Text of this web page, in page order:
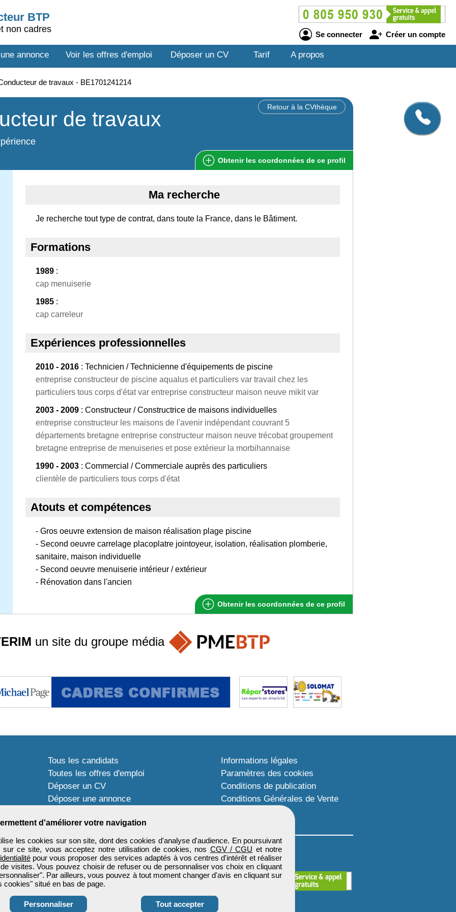
BTP
non cadres
Se connecter Créer un compte
annonce Voir les offres d'emploi Déposer un CV Tarif A propos
de travaux - BE1701241214
Retour à la CVthèque
de travaux
Obtenir les coordonnées de ce profil
Ma recherche
Je recherche tout type de contrat, dans toute la France, dans le Bâtiment.
Formations
1989 :
cap menuiserie
1985 :
cap carreleur
Expériences professionnelles
2010 - 2016 : Technicien / Technicienne d'équipements de piscine
entreprise constructeur de piscine aqualus et particuliers var travail chez les
particuliers tous corps d'état var entreprise constructeur maison neuve mikit var
2003 - 2009 : Constructeur / Constructrice de maisons individuelles
entreprise constructeur les maisons de l'avenir indépendant couvrant 5
départements bretagne entreprise constructeur maison neuve trécobat groupement
bretagne entreprise de menuiseries et pose extérieur la morbihannaise
1990 - 2003 : Commercial / Commerciale auprès des particuliers
clientèle de particuliers tous corps d'état
Atouts et compétences
- Gros oeuvre extension de maison réalisation plage piscine
- Second oeuvre carrelage placoplatre jointoyeur, isolation, réalisation plomberie,
sanitaire, maison individuelle
- Second oeuvre menuiserie intérieur / extérieur
- Rénovation dans l'ancien
Obtenir les coordonnées de ce profil
d'améliorer votre navigation
les cookies sur son site, dont des cookies d'analyse d'audience. En poursuivant
sur ce site, vous acceptez notre utilisation de cookies, nos CGV / CGU et notre
pour vous proposer des services adaptés à vos centres d'intérêt et réaliser
visites. Vous pouvez choisir de refuser ou de personnaliser vos choix en cliquant
Par ailleurs, vous pouvez à tout moment changer d'avis en cliquant sur
cookies" situé en bas de page.
Personnaliser Tout accepter
un site du groupe média
Tous les candidats
Toutes les offres d'emploi
Déposer un CV
Déposer une annonce
Informations légales
Paramètres des cookies
Conditions de publication
Conditions Générales de Vente